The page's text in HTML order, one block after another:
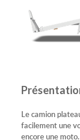
Le camion
facilement une
encore une